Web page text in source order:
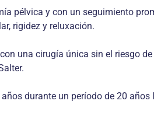
pélvica y con un seguimiento
rigidez y reluxación.
una cirugía única sin el riesgo
durante un período de 20